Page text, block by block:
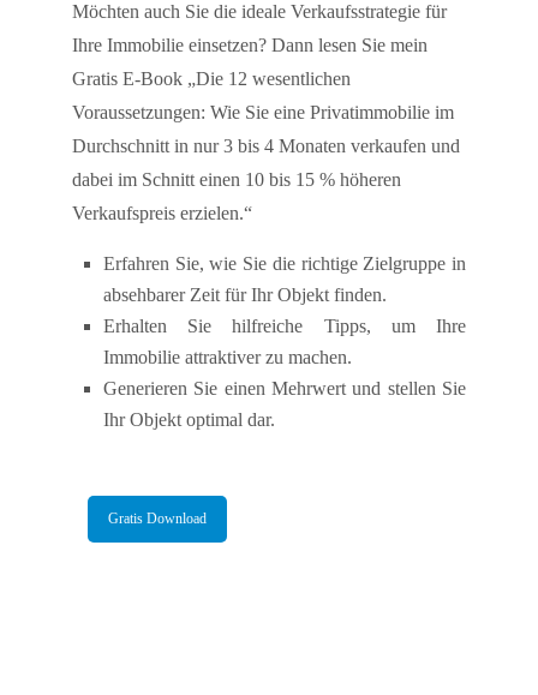
Möchten auch Sie die ideale Verkaufsstrategie für
Ihre Immobilie einsetzen? Dann lesen Sie mein
Gratis E-Book „Die 12 wesentlichen
Voraussetzungen: Wie Sie eine Privatimmobilie im
Durchschnitt in nur 3 bis 4 Monaten verkaufen und
dabei im Schnitt einen 10 bis 15 % höheren
Verkaufspreis erzielen.“
Erfahren Sie, wie Sie die richtige Zielgruppe in
absehbarer Zeit für Ihr Objekt finden.
Erhalten Sie hilfreiche Tipps, um Ihre
Immobilie attraktiver zu machen.
Generieren Sie einen Mehrwert und stellen Sie
Ihr Objekt optimal dar.
Gratis Download